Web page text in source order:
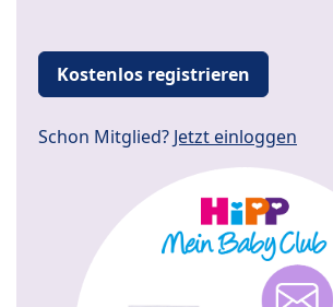
Kostenlos registrieren
Schon Mitglied? Jetzt einloggen